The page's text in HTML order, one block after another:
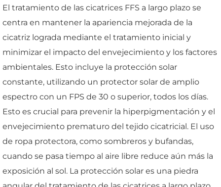
El tratamiento de las cicatrices FFS a largo plazo se
centra en mantener la apariencia mejorada de la
cicatriz lograda mediante el tratamiento inicial y
minimizar el impacto del envejecimiento y los factores
ambientales. Esto incluye la protección solar
constante, utilizando un protector solar de amplio
espectro con un FPS de 30 o superior, todos los días.
Esto es crucial para prevenir la hiperpigmentación y el
envejecimiento prematuro del tejido cicatricial. El uso
de ropa protectora, como sombreros y bufandas,
cuando se pasa tiempo al aire libre reduce aún más la
exposición al sol. La protección solar es una piedra